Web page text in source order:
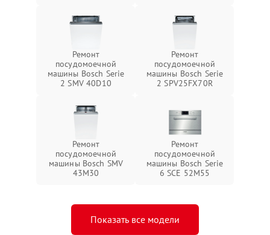
Ремонт
посудомоечной
машины Bosch Serie
2 SMV 40D10
Ремонт
посудомоечной
машины Bosch Serie
2 SPV25FX70R
Ремонт
посудомоечной
машины Bosch SMV
43M30
Ремонт
посудомоечной
машины Bosch Serie
6 SCE 52M55
Показать все модели